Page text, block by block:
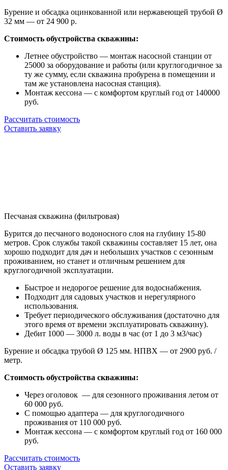
Бурение и обсадка оцинкованной или нержавеющей трубой Ø
32 мм — от 24 900 р.
Стоимость обустройства скважины:
Летнее обустройство — монтаж насосной станции от
25000 за оборудование и работы (или круглогодичное за
ту же сумму, если скважина пробурена в помещении и
там же установлена насосная станция).
Монтаж кессона — с комфортом круглый год от 140000
руб.
Рассчитать стоимость
Оставить заявку
Песчаная скважина (фильтровая)
Бурится до песчаного водоносного слоя на глубину 15-80
метров. Срок службы такой скважины составляет 15 лет, она
хорошо подходит для дач и небольших участков с сезонным
проживанием, но станет и отличным решением для
круглогодичной эксплуатации.
Быстрое и недорогое решение для водоснабжения.
Подходит для садовых участков и нерегулярного
использования.
Требует периодического обслуживания (достаточно для
этого время от времени эксплуатировать скважину).
Дебит 1000 — 3000 л. воды в час (от 1 до 3 м3/час)
Бурение и обсадка трубой Ø 125 мм. НПВХ — от 2900 руб. /
метр.
Стоимость обустройства скважины:
Через оголовок — для сезонного проживания летом от
60 000 руб.
С помощью адаптера — для круглогодичного
проживания от 110 000 руб.
Монтаж кессона — с комфортом круглый год от 160 000
руб.
Рассчитать стоимость
Оставить заявку